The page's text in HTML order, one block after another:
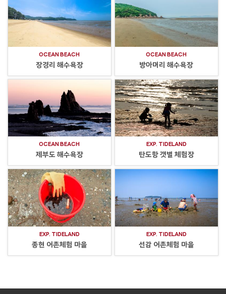
OCEAN BEACH
장경리 해수욕장
OCEAN BEACH
방아머리 해수욕장
OCEAN BEACH
제부도 해수욕장
EXP. TIDELAND
탄도항 갯벌 체험장
EXP. TIDELAND
종현 어촌체험 마을
EXP. TIDELAND
선감 어촌체험 마을